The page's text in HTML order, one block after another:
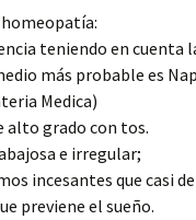
teniendo en cuenta
más probable es
Medica)
alto grado con tos.
e irregular;
incesantes que casi
previene el sueño.